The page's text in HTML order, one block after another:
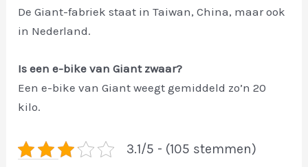
De Giant-fabriek staat in Taiwan, China, maar ook
in Nederland.
Is een e-bike van Giant zwaar?
Een e-bike van Giant weegt gemiddeld zo’n 20
kilo.
3.1/5 - (105 stemmen)